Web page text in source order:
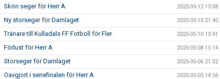
Skön seger för Herr A 2025-05-12 13:08
Ny storseger för Damlaget 2025-05-10 21:40
Tränare till Kulladals FF Fotboll för Fler 2025-05-10 13:41
Förlust för Herr A 2025-05-08 15:14
Storseger för Damlaget 2025-05-06 21:52
Oavgjort i seriefinalen för Herr A 2025-05-05 14:56